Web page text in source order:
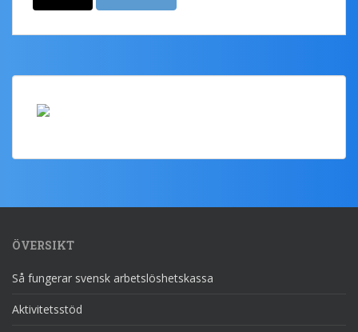
ÖVERSIKT
Så fungerar svensk arbetslöshetskassa
Aktivitetsstöd